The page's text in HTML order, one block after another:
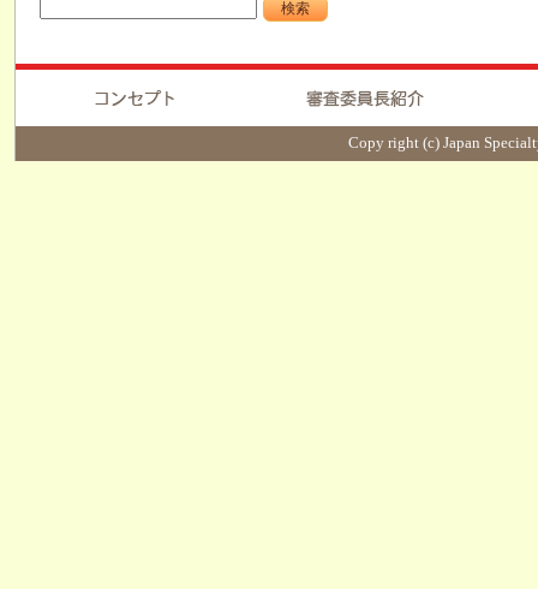
Copy right (c) Japan